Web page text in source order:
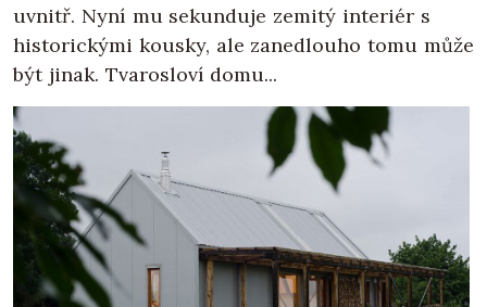
uvnitř. Nyní mu sekunduje zemitý interiér s
historickými kousky, ale zanedlouho tomu může
být jinak. Tvarosloví domu...